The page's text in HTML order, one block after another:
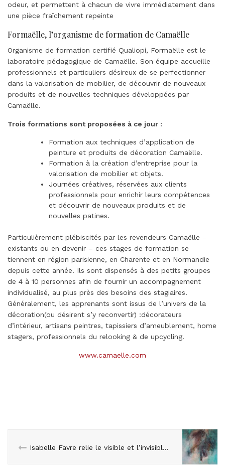
odeur, et permettent à chacun de vivre immédiatement dans
une pièce fraîchement repeinte
Formaëlle, l’organisme de formation de Camaëlle
Organisme de formation certifié Qualiopi, Formaëlle est le
laboratoire pédagogique de Camaëlle. Son équipe accueille
professionnels et particuliers désireux de se perfectionner
dans la valorisation de mobilier, de découvrir de nouveaux
produits et de nouvelles techniques développées par
Camaëlle.
Trois formations sont proposées à ce jour :
Formation aux techniques d’application de
peinture et produits de décoration Camaëlle.
Formation à la création d’entreprise pour la
valorisation de mobilier et objets.
Journées créatives, réservées aux clients
professionnels pour enrichir leurs compétences
et découvrir de nouveaux produits et de
nouvelles patines.
Particulièrement plébiscités par les revendeurs Camaëlle –
existants ou en devenir – ces stages de formation se
tiennent en région parisienne, en Charente et en Normandie
depuis cette année. Ils sont dispensés à des petits groupes
de 4 à 10 personnes afin de fournir un accompagnement
individualisé, au plus près des besoins des stagiaires.
Généralement, les apprenants sont issus de l’univers de la
décoration(ou désirent s’y reconvertir) :décorateurs
d’intérieur, artisans peintres, tapissiers d’ameublement, home
stagers, professionnels du relooking & de upcycling.
www.camaelle.com
Isabelle Favre relie le visible et l’invisible à travers ses oeuvres